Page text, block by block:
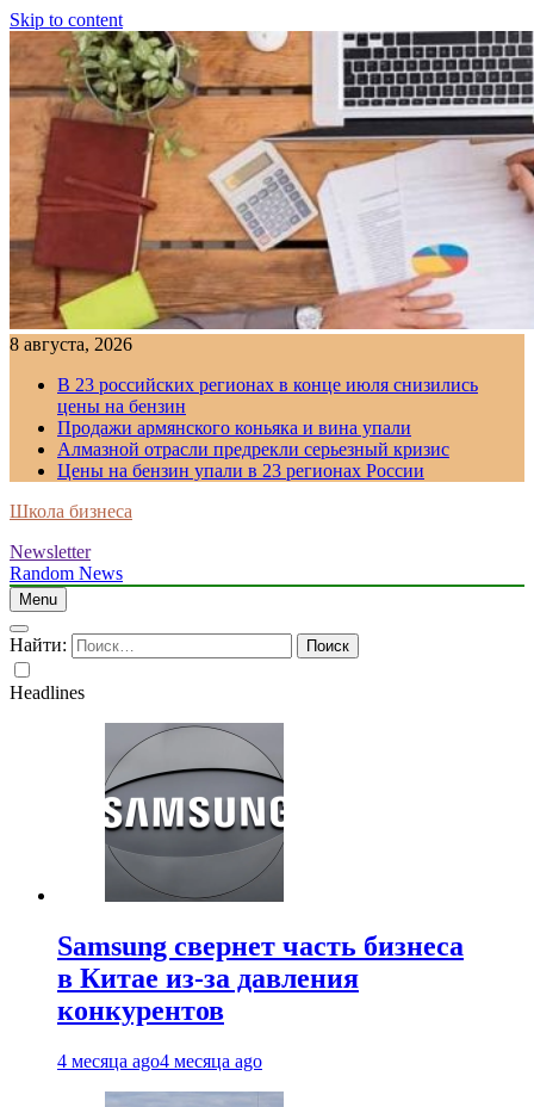
Skip to content
8 августа, 2026
В 23 российских регионах в конце июля снизились
цены на бензин
Продажи армянского коньяка и вина упали
Алмазной отрасли предрекли серьезный кризис
Цены на бензин упали в 23 регионах России
Школа бизнеса
Newsletter
Random News
Menu
Найти:
Headlines
Samsung свернет часть бизнеса
в Китае из-за давления
конкурентов
4 месяца ago4 месяца ago